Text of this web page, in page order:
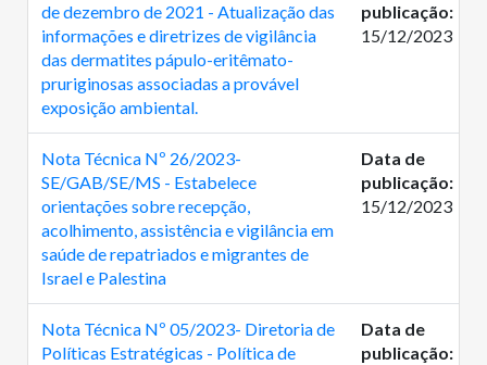
de dezembro de 2021 - Atualização das
informações e diretrizes de vigilância
das dermatites pápulo-eritêmato-
pruriginosas associadas a provável
exposição ambiental.
publicação:
15/12/2023
Nota Técnica Nº 26/2023-
SE/GAB/SE/MS - Estabelece
orientações sobre recepção,
acolhimento, assistência e vigilância em
saúde de repatriados e migrantes de
Israel e Palestina
Data de
publicação:
15/12/2023
Nota Técnica Nº 05/2023- Diretoria de
Políticas Estratégicas - Política de
Data de
publicação: